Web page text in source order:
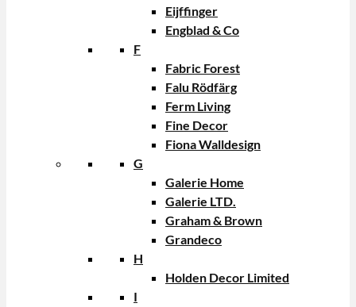
Eijffinger
Engblad & Co
F
Fabric Forest
Falu Rödfärg
Ferm Living
Fine Decor
Fiona Walldesign
G
Galerie Home
Galerie LTD.
Graham & Brown
Grandeco
H
Holden Decor Limited
I